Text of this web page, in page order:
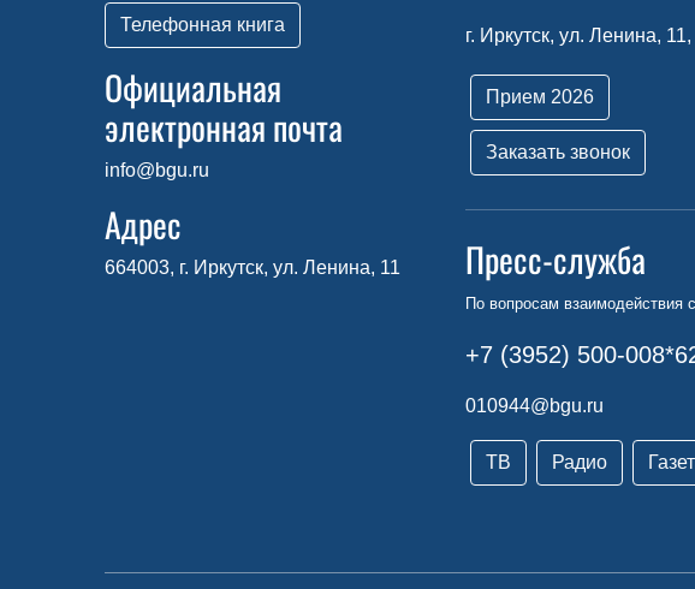
Телефонная книга
Официальная
электронная почта
info@bgu.ru
Адрес
664003, г. Иркутск, ул. Ленина, 11
г. Иркутск, ул. Ленина,
Прием 2026
Заказать звонок
Пресс-служба
По вопросам взаимодействия
+7 (3952) 500-
010944@bgu.ru
ТВ Радио